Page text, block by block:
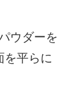
ウダーを
を平らに